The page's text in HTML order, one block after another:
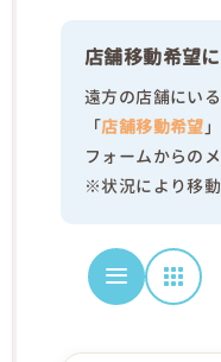
店舗移動希望
遠方の店舗にい
「店舗移動希望
フォームからの
※状況により移動